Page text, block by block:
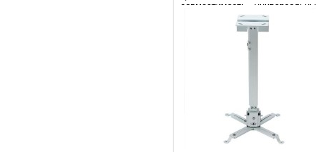
совместимость -
угол наклона/поворота - -15° -
+15°, максимальная нагрузка -
кг, отступ от потолка/стены -
650 мм, цвет - белый